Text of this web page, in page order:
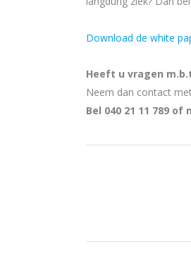
Download de white
Heeft u vragen
Neem dan contact
Bel 040 21 11 789 of